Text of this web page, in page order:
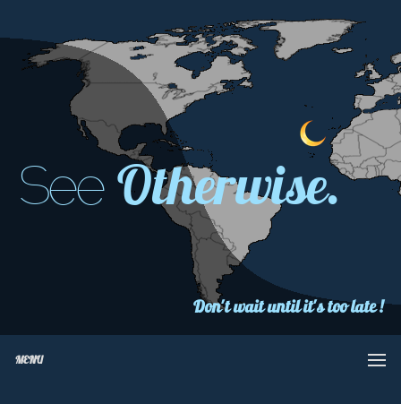
See Otherwise.
Don't wait until it's too late !
MENU